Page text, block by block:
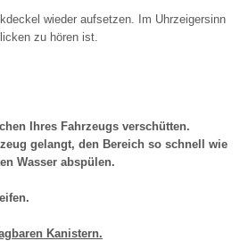
wieder aufsetzen. Im Uhrzeigersinn
zu hören ist.
Ihres Fahrzeugs verschütten.
gelangt, den Bereich so schnell wie
Wasser abspülen.
Kanistern.